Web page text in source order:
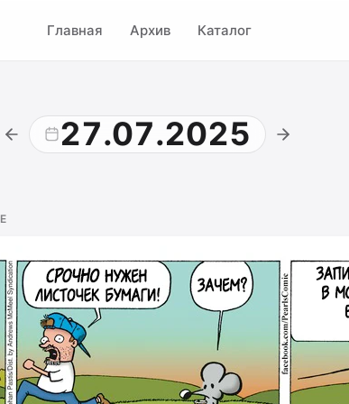
Главная Архив Каталог
27.07.2025